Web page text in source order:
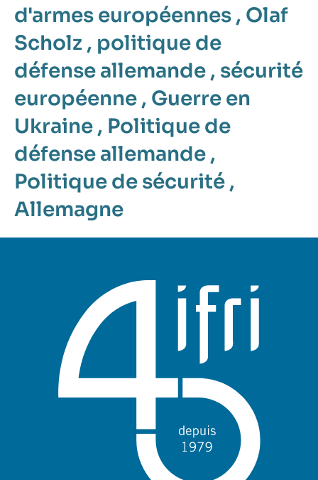
d'armes européennes , Olaf
Scholz , politique de
défense allemande , sécurité
européenne , Guerre en
Ukraine , Politique de
défense allemande ,
Politique de sécurité ,
Allemagne